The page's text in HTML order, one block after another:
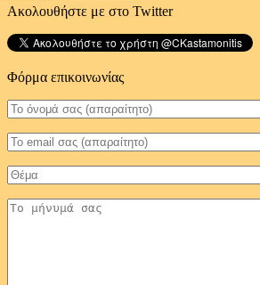
Ακολουθήστε με στο Twitter
Φόρμα επικοινωνίας